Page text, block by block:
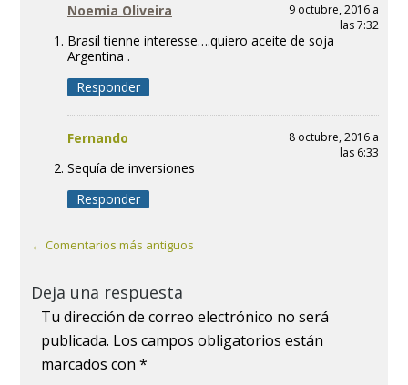
Noemia Oliveira
9 octubre, 2016 a
las 7:32
Brasil tienne interesse….quiero aceite de soja
Argentina .
Responder
Fernando
8 octubre, 2016 a
las 6:33
Sequía de inversiones
Responder
← Comentarios más antiguos
Deja una respuesta
Tu dirección de correo electrónico no será
publicada. Los campos obligatorios están
marcados con*